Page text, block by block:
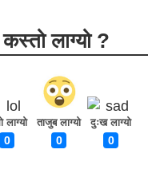
लाग्यो ?
लाग्यो
0
ताजुब लाग्यो
0
दुःख लाग्यो
0